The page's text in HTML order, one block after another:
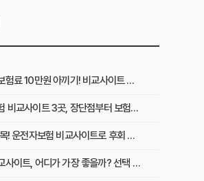
숨겨진 운전자보험료 10만원 아끼기! 비교사이트 활용법 이것부터 확인
인기 운전자보험 비교사이트 3곳, 장단점부터 보험료 차이까지 한눈에 비교
초보 운전자 주목! 운전자보험 비교사이트로 후회 없이 가입하는 핵심 꿀팁
운전자보험 비교사이트, 어디가 가장 좋을까? 선택 기준 완벽 분석